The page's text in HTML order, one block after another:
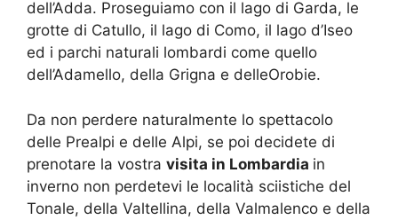
dell’Adda. Proseguiamo con il lago di Garda, le
grotte di Catullo, il lago di Como, il lago d’Iseo
ed i parchi naturali lombardi come quello
dell’Adamello, della Grigna e delleOrobie.
Da non perdere naturalmente lo spettacolo
delle Prealpi e delle Alpi, se poi decidete di
prenotare la vostra visita in Lombardia in
inverno non perdetevi le località sciistiche del
Tonale, della Valtellina, della Valmalenco e della